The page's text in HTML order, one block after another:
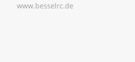
www.besselrc.de